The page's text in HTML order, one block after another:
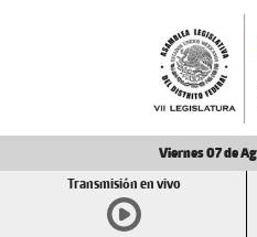
Viernes 07 de
Transmisión en vivo